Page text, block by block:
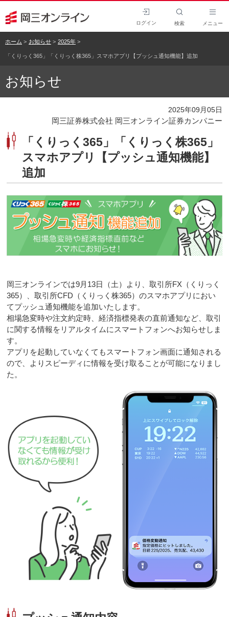
ログイン 検索 メニュー
ホーム お知らせ 2025年
「くりっく365」「くりっく株365」スマホアプリ【プッシュ通知機能】追加
お知らせ
2025年09月05日
岡三証券株式会社 岡三オンライン証券カンパニー
「くりっく365」「くりっく株365」
スマホアプリ【プッシュ通知機能】
追加
岡三オンラインでは9月13日（土）より、取引所FX（くりっく
365）、取引所CFD（くりっく株365）のスマホアプリにおい
てプッシュ通知機能を追加いたします。
相場急変時や注文約定時、経済指標発表の直前通知など、取引
に関する情報をリアルタイムにスマートフォンへお知らせしま
す。
アプリを起動していなくてもスマートフォン画面に通知される
ので、よりスピーディに情報を受け取ることが可能になりまし
た。